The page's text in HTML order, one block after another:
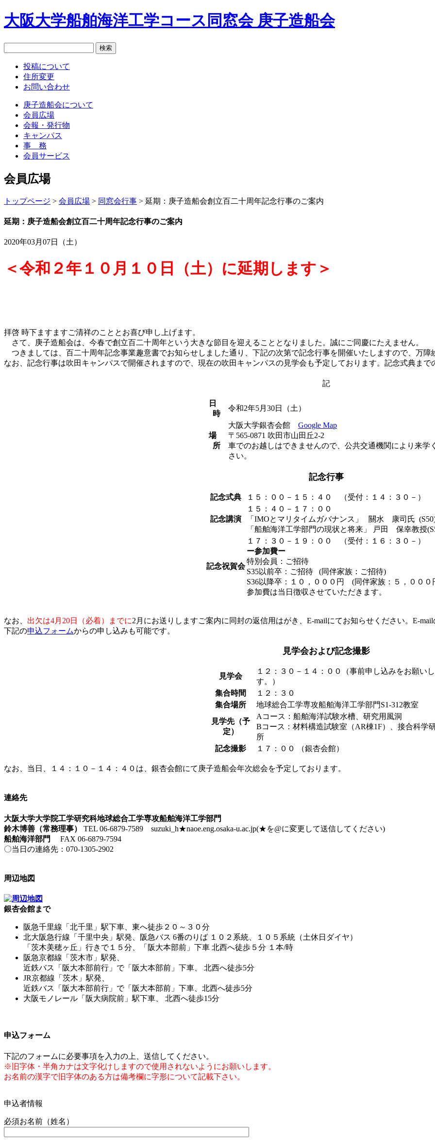
大阪大学船舶海洋工学コース同窓会 庚子造船会
投稿について
住所変更
お問い合わせ
庚子造船会について
会員広場
会報・発行物
キャンパス
事 務
会員サービス
会員広場
トップページ > 会員広場 > 同窓会行事 > 延期：庚子造船会創立百二十周年記念行事のご案内
延期：庚子造船会創立百二十周年記念行事のご案内
2020年03月07日（土）
＜令和２年１０月１０日（土）に延期します＞
拝啓 時下ますますご清祥のこととお喜び申し上げます。
さて、庚子造船会は、今春で創立百二十周年という大きな節目を迎えることとなりました。誠にご同慶にたえません。
つきましては、百二十周年記念事業趣意書でお知らせしました通り、下記の次第で記念行事を開催いたしますので、万
なお、記念行事は吹田キャンパスで開催されますので、現在の吹田キャンパスの見学会も予定しております。記念式典ま
記
日
時
令和2年5月30日（土）
場
所
大阪大学銀杏会館 Google Map
〒565-0871 吹田市山田丘2-2
車でのお越しはできませんので、公共交通機関により来学
さい。
記念行事
記念式典 １５：００－１５：４０ （受付：１４：３０－）
記念講演
１５：４０－１７：００
「IMOとマリタイムガバナンス」 關水 康司氏
「船舶海洋工学部門の現状と将来」 戸田 保幸教授
記念祝賀会
１７：３０－１９：００ （受付：１６：３０－）
ー参加費ー
特別会員：ご招待
S35以前卒：ご招待 (同伴家族：ご招待)
S36以降卒：１０，０００円 (同伴家族：５，０００
参加費は当日徴収させていただきます。
なお、 出欠は4月20日（必着）までに2月にお送りしますご案内に同封の返信用はがき、E-mailにてお知らせください。E-
下記の申込フォームからの申し込みも可能です。
見学会および記念撮影
見学会
１２：３０－１４：００（事前申し込みをお願い
す。）
集合時間
１２：３０
集合場所
地球総合工学専攻船舶海洋工学部門S1-312教室
見学先（予
定）
Aコース：船舶海洋試験水槽、研究用風洞
Bコース：材料構造試験室（AR棟1F）、接合科学
所
記念撮影
１７：００ （銀杏会館）
なお、当日、１４：１０－１４：４０は、銀杏会館にて庚子造船会年次総会を予定しております。
連絡先
大阪大学大学院工学研究科地球総合工学専攻船舶海洋工学部門
鈴木博善（常務理事）
TEL 06-6879-7589 suzuki_h★naoe.eng.osaka-u.ac.jp(★を@に変更して送信してください)
船舶海洋部門
FAX 06-6879-7594
〇当日の連絡先：070-1305-2902
周辺地図
銀杏会館まで
阪急千里線「北千里」駅下車、東へ徒歩２０～３０分
北大阪急行線「千里中央」駅発、阪急バス 6番のりば １０２系統、１０５系統（土休日ダイヤ）
「茨木美穂ヶ丘」行きで１５分、「阪大本部前」下車 北西へ徒歩５分 １本/時
阪急京都線「茨木市」駅発、
近鉄バス「阪大本部前行」で「阪大本部前」下車、 北西へ徒歩5分
JR京都線「茨木」駅発、
近鉄バス「阪大本部前行」で「阪大本部前」下車、北西へ徒歩5分
大阪モノレール「阪大病院前」駅下車、 北西へ徒歩15分
申込フォーム
下記のフォームに必要事項を入力の上、送信してください。
※旧字体・半角カナは文字化けしますので使用されないようにお願いします。
お名前の漢字で旧字体のある方は備考欄に字形について記載下さい。
申込者情報
必須お名前（姓名）